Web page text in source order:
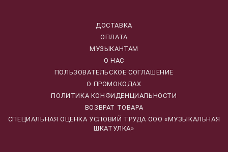
ДОСТАВКА
ОПЛАТА
МУЗЫКАНТАМ
О НАС
ПОЛЬЗОВАТЕЛЬСКОЕ СОГЛАШЕНИЕ
О ПРОМОКОДАХ
ПОЛИТИКА КОНФИДЕНЦИАЛЬНОСТИ
ВОЗВРАТ ТОВАРА
CПЕЦИАЛЬНАЯ ОЦЕНКА УСЛОВИЙ ТРУДА ООО «МУЗЫКАЛЬНАЯ
ШКАТУЛКА»